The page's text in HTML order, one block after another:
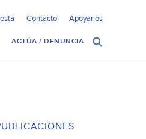
Contacto Apóyanos
ACTÚA / DENUNCIA